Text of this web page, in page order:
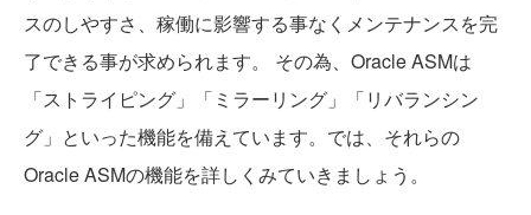
スのしやすさ、稼働に影響する事なくメンテナンスを完
了できる事が求められます。 その為、Oracle ASMは
「ストライピング」「ミラーリング」「リバランシン
グ」といった機能を備えています。では、それらの
Oracle ASMの機能を詳しくみていきましょう。